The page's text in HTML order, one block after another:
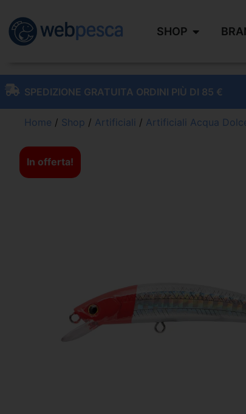
SHOP
SPEDIZIONE GRATUITA ORDINI PIÙ DI 85 €
Home / Shop / Artificiali / Artificiali Acqua
In offerta!